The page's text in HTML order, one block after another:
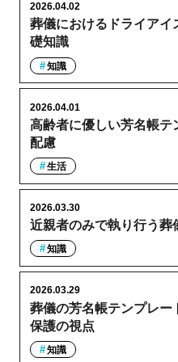
葬儀におけるドライアイ
礎知識
2026.04.02
知識
高齢者に優しい芳名帳テ
配慮
2026.04.01
生活
近親者のみで執り行う葬
2026.03.30
知識
葬儀の芳名帳テンプレー
保護の視点
2026.03.29
知識